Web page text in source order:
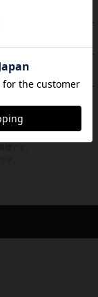
PT
PT
42 PT
Inc.の商標です。